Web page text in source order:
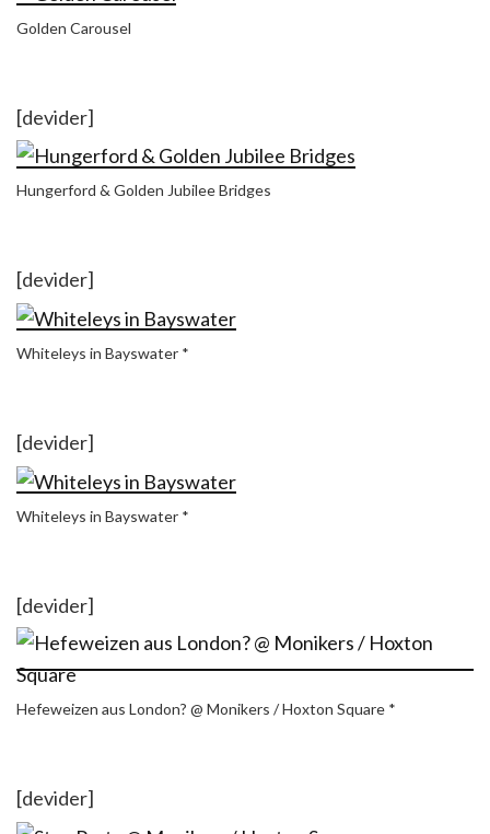
Golden Carousel
[devider]
Hungerford & Golden Jubilee Bridges
[devider]
Whiteleys in Bayswater *
[devider]
Whiteleys in Bayswater *
[devider]
Hefeweizen aus London? @ Monikers / Hoxton Square *
[devider]